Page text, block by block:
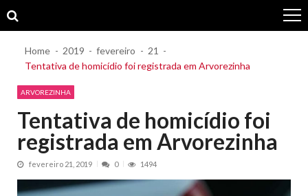
to
to
Home 2019 fevereiro
21
Tentativa de homicídio foi registrada em Arvorezinha
ARVOREZINHA
Tentativa de homicídio foi
registrada em Arvorezinha
fevereiro 21, 2019 0 1494